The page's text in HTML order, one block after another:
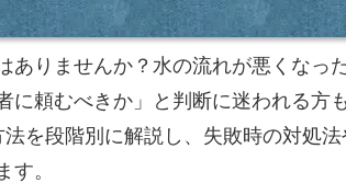
ありませんか？水の流れが悪くなっ
に頼むべきか」と判断に迷われる
を段階別に解説し、失敗時の対処
す。